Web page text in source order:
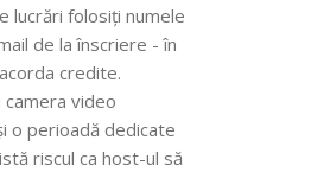
lucrări folosiți numele
de la înscriere - în
credite.
video
o perioadă dedicate
riscul ca host-ul să